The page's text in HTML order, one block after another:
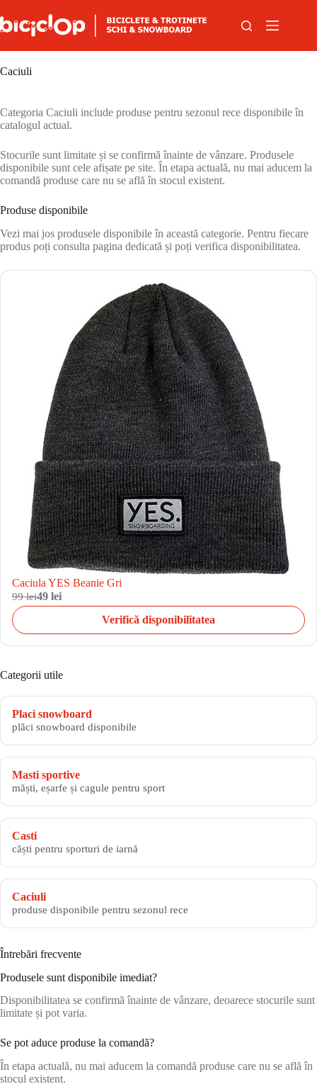
Caciuli
Categoria Caciuli include produse pentru sezonul rece disponibile în
catalogul actual.
Stocurile sunt limitate și se confirmă înainte de vânzare. Produsele
disponibile sunt cele afișate pe site. În etapa actuală, nu mai aducem la
comandă produse care nu se află în stocul existent.
Produse disponibile
Vezi mai jos produsele disponibile în această categorie. Pentru fiecare
produs poți consulta pagina dedicată și poți verifica disponibilitatea.
Caciula YES Beanie Gri
99 lei49 lei
Verifică disponibilitatea
Categorii utile
Placi snowboard
plăci snowboard disponibile
Masti sportive
măști, eșarfe și cagule pentru sport
Casti
căști pentru sporturi de iarnă
Caciuli
produse disponibile pentru sezonul rece
Întrebări frecvente
Produsele sunt disponibile imediat?
Disponibilitatea se confirmă înainte de vânzare, deoarece stocurile sunt
limitate și pot varia.
Se pot aduce produse la comandă?
În etapa actuală, nu mai aducem la comandă produse care nu se află în
stocul existent.